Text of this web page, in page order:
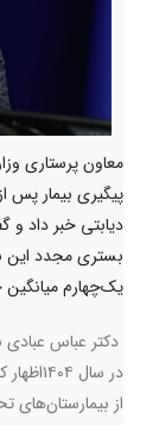
معاون پرستاری
پیگیری بیمار
دیابتی خبر داد
یک‌چهارم
دکتر عباس عبادی
از